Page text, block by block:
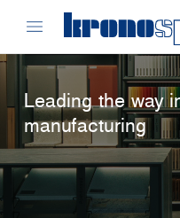
Leading the way
manufacturing